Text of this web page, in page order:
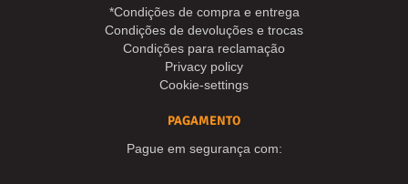
*Condições de compra e entrega
Condições de devoluções e trocas
Condições para reclamação
Privacy policy
Cookie-settings
PAGAMENTO
Pague em segurança com: